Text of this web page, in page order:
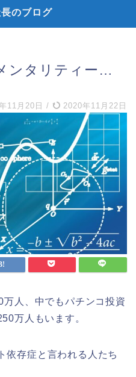
のブログ
ンタリティー…
11月20日 / 2020年11月22日
人、中でもパチンコ投資
万人もいます。
依存症と言われる人たち